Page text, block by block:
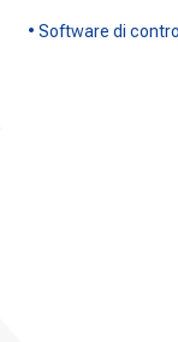
• Software di